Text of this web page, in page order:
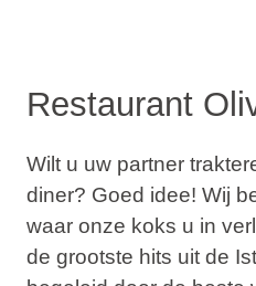
Restaurant
Wilt u uw partner
diner? Goed idee! Wij
waar onze koks u in
de grootste hits uit de